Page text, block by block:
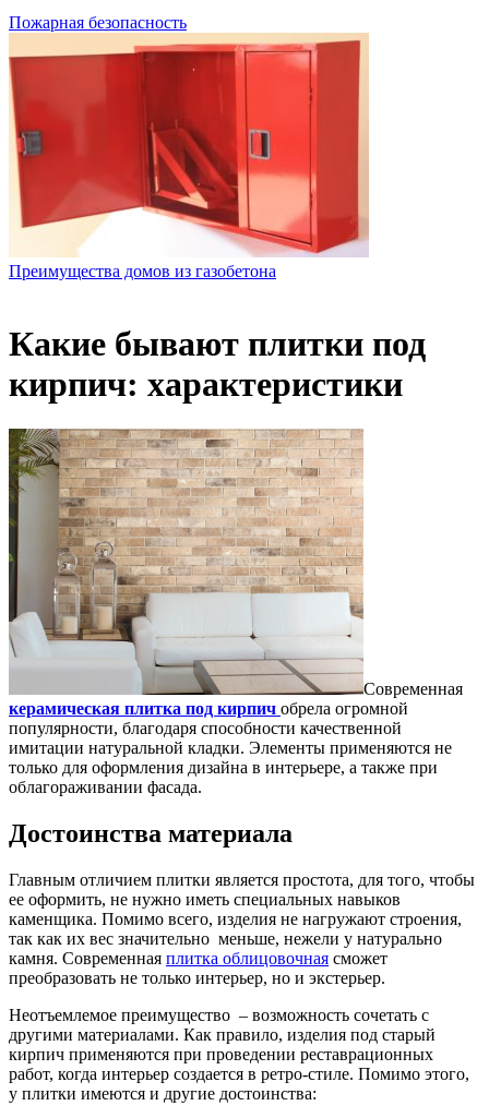
Пожарная безопасность
Преимущества домов из газобетона
Какие бывают плитки под
кирпич: характеристики
Современная
керамическая плитка под кирпич обрела огромной
популярности, благодаря способности качественной
имитации натуральной кладки. Элементы применяются не
только для оформления дизайна в интерьере, а также при
облагораживании фасада.
Достоинства материала
Главным отличием плитки является простота, для того, чтобы
ее оформить, не нужно иметь специальных навыков
каменщика. Помимо всего, изделия не нагружают строения,
так как их вес значительно меньше, нежели у натурально
камня. Современная плитка облицовочная сможет
преобразовать не только интерьер, но и экстерьер.
Неотъемлемое преимущество – возможность сочетать с
другими материалами. Как правило, изделия под старый
кирпич применяются при проведении реставрационных
работ, когда интерьер создается в ретро-стиле. Помимо этого,
у плитки имеются и другие достоинства: